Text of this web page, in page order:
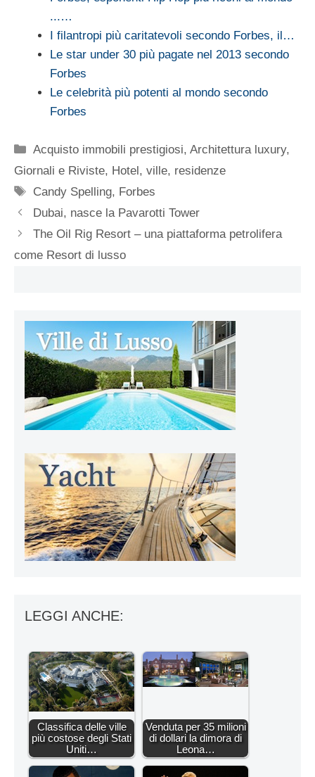
...…
I filantropi più caritatevoli secondo Forbes, il…
Le star under 30 più pagate nel 2013 secondo
Forbes
Le celebrità più potenti al mondo secondo
Forbes
Categorie
Acquisto immobili prestigiosi,Architettura luxury,
Giornali e Riviste, Hotel, ville, residenze
Tag
Candy Spelling, Forbes
Dubai, nasce la Pavarotti Tower
The Oil Rig Resort – una piattaforma petrolifera
come Resort di lusso
LEGGI ANCHE:
Classifica delle ville
più costose degli Stati
Uniti…
Venduta per 35 milioni
di dollari la dimora di
Leona…